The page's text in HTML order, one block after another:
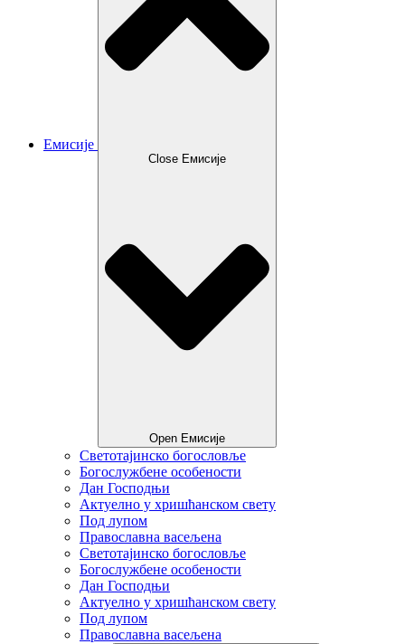
Емисије
Close Емисије
Open Емисије
Светотајинско богословље
Богослужбене особености
Дан Господњи
Актуелно у хришћанском свету
Под лупом
Православна васељена
Светотајинско богословље
Богослужбене особености
Дан Господњи
Актуелно у хришћанском свету
Под лупом
Православна васељена